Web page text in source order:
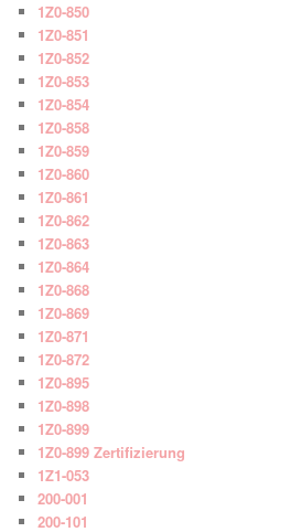
1Z0-850
1Z0-851
1Z0-852
1Z0-853
1Z0-854
1Z0-858
1Z0-859
1Z0-860
1Z0-861
1Z0-862
1Z0-863
1Z0-864
1Z0-868
1Z0-869
1Z0-871
1Z0-872
1Z0-895
1Z0-898
1Z0-899
1Z0-899 Zertifizierung
1Z1-053
200-001
200-101